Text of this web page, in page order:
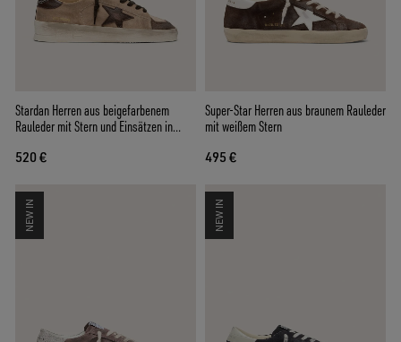
Stardan Herren aus beigefarbenem
Rauleder mit Stern und Einsätzen in
520 €
Super-Star Herren aus braunem Rauleder
mit weißem Stern
495 €
NEW IN NEW IN